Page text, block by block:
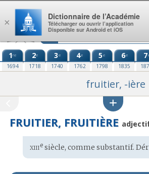
Aller au contenu
1re
1694
2e
1718
3e
1740
4e
1762
5e
1798
6e
1835
7
fruitier, -ière
FRUITIER, FRUITIÈRE
Étymologie
:
xiiiesiècle, comme substantif.
×
Dictionnaire de l’Académie
Télécharger ou ouvrir l’application
Disponible sur Android et iOS